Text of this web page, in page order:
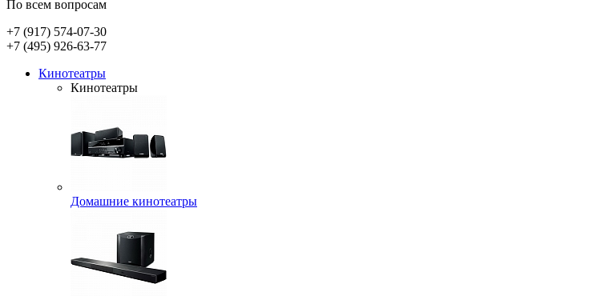
По всем вопросам
+7 (917) 574-07-30
+7 (495) 926-63-77
Кинотеатры
Кинотеатры
Домашние кинотеатры